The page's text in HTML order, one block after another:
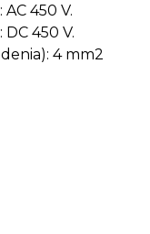
450 V.
450 V.
4 mm2